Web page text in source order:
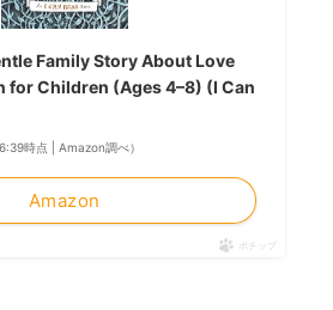
Family Story About Love
for Children (Ages 4–8) (I Can
時点 | Amazon調べ）
Amazon
ポチップ